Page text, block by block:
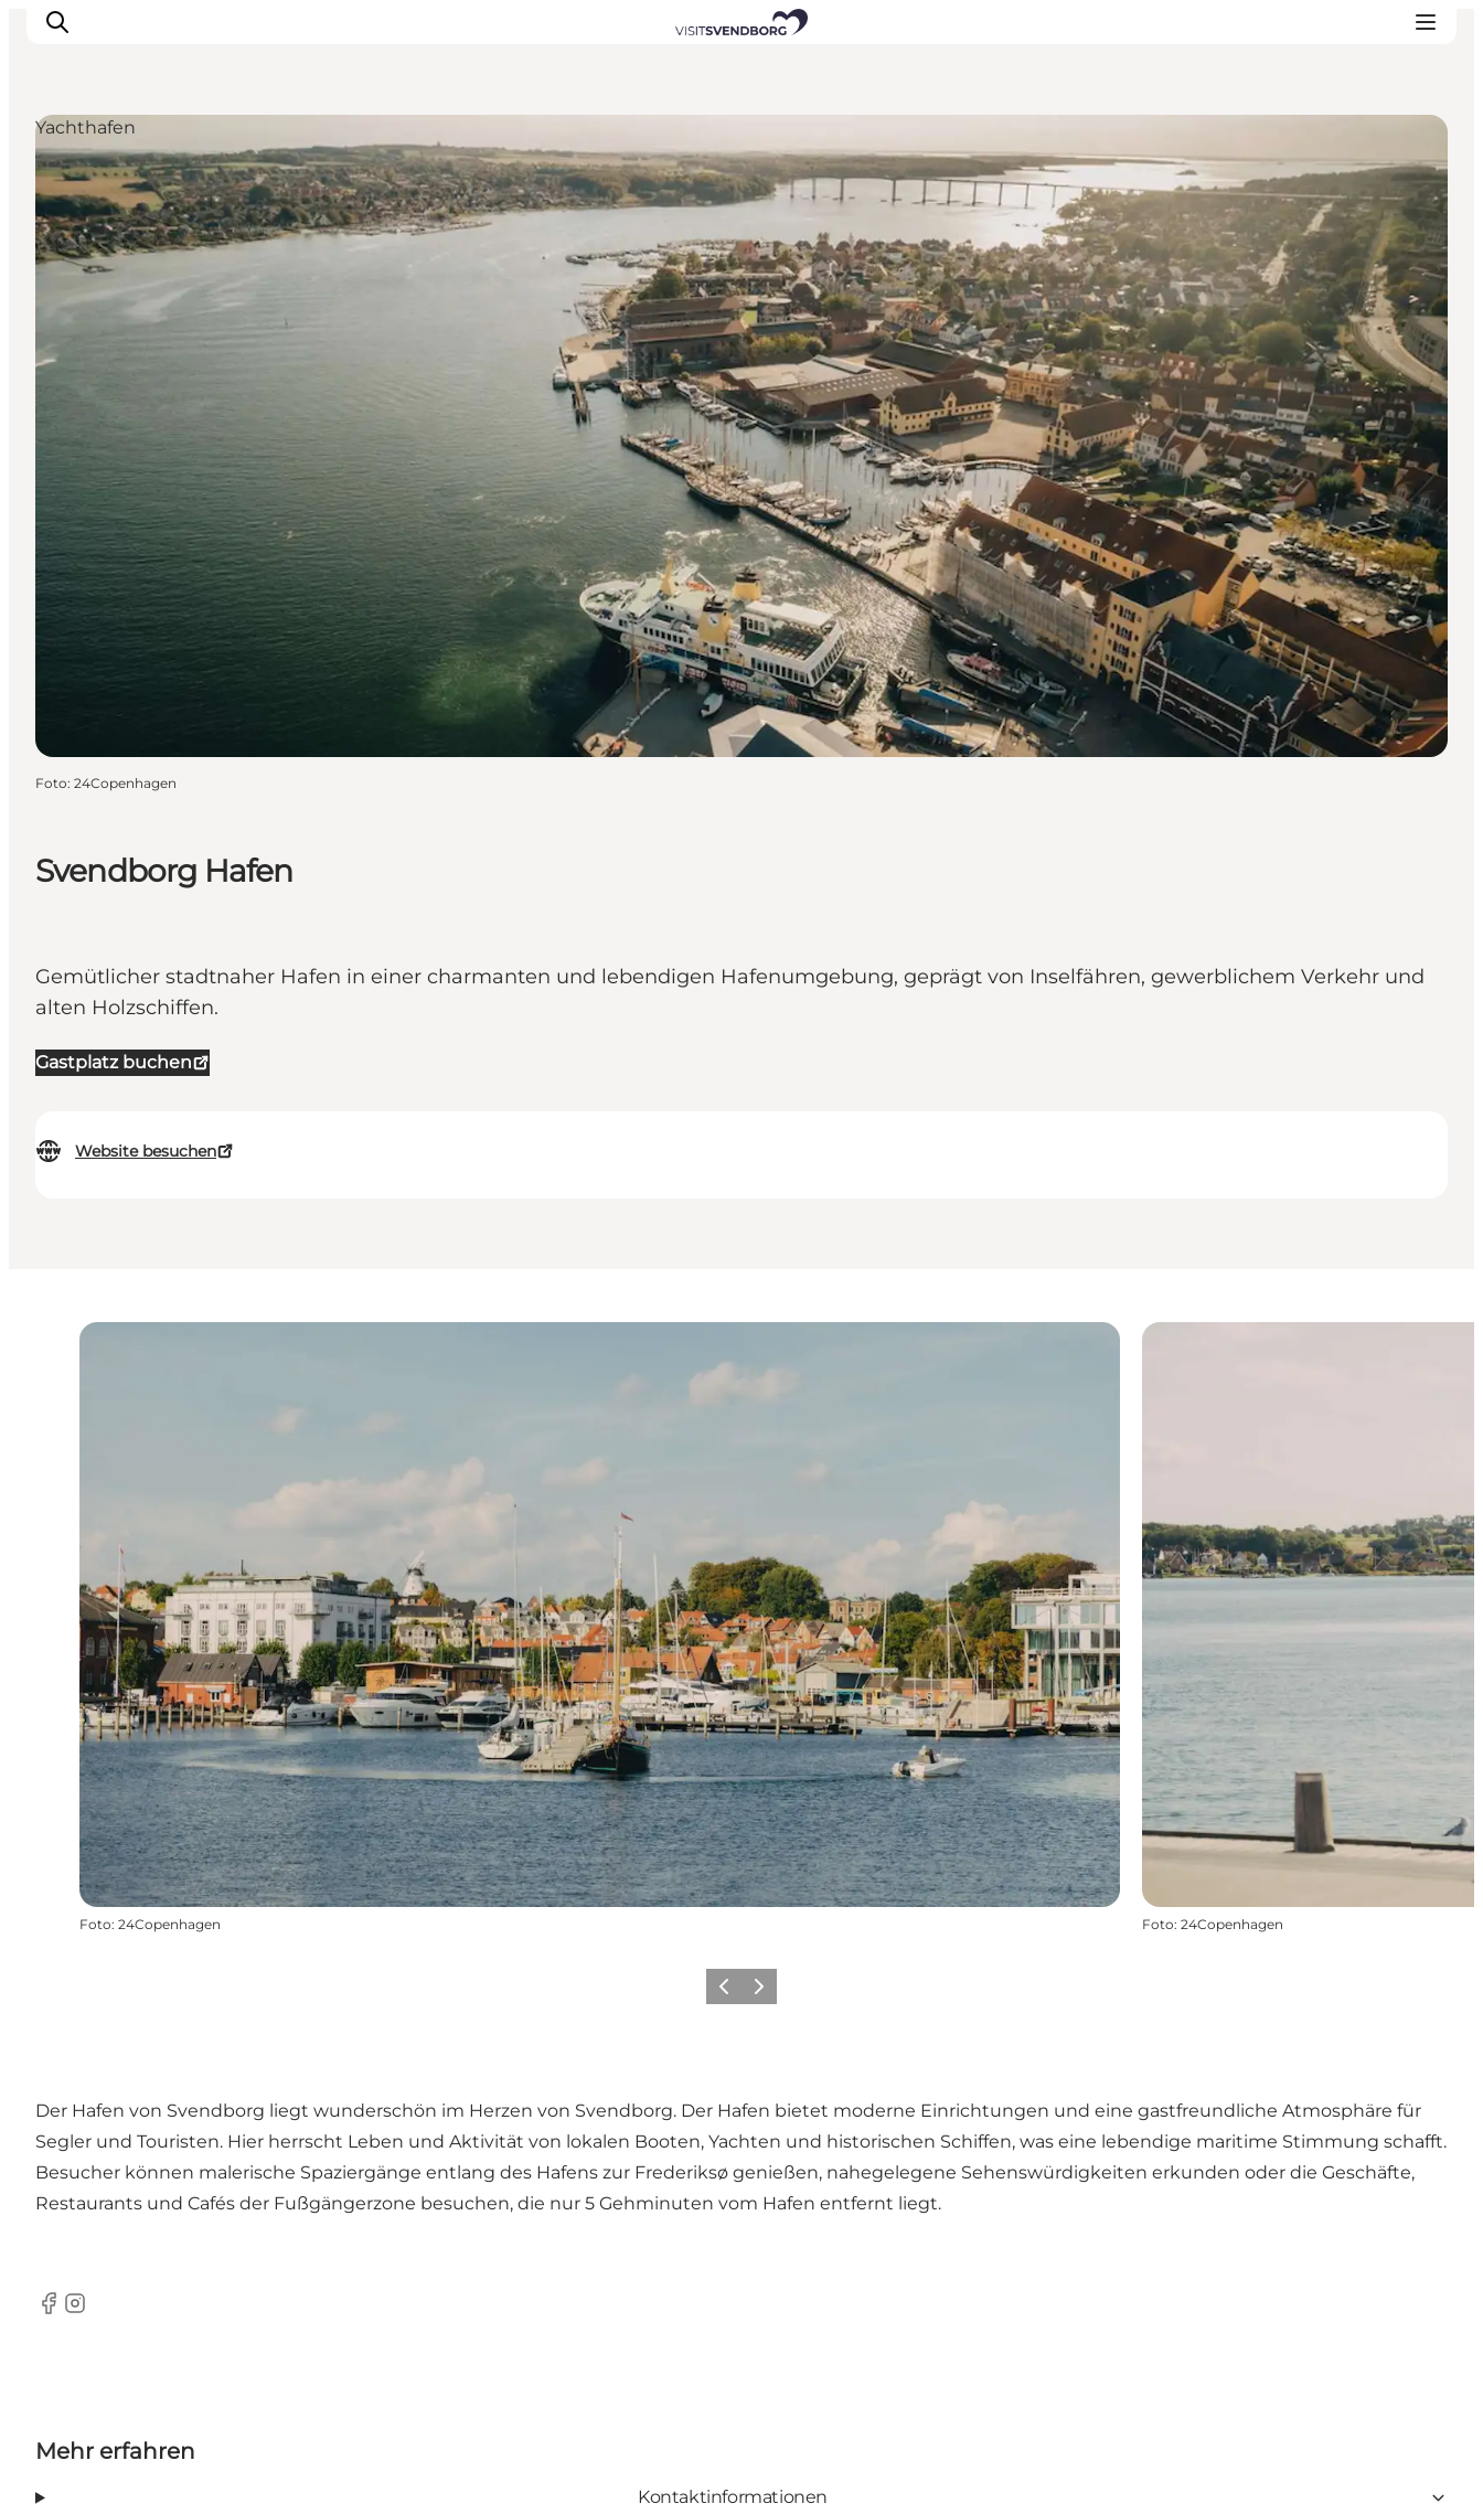
Veranstaltungen
Essen und Trinken
Shopping in Svendborg
Übernachtung
Den Urlaub planen
Svendborg Hafen
Gemütlicher stadtnaher Hafen in einer charmanten und lebendigen Hafenumgebung, geprägt von Inselfähren, gewerblichem Verkehr und
alten Holzschiffen.
Gastplatz buchen
Website besuchen
Yachthafen
Foto: 24Copenhagen
Foto: 24Copenhagen Foto: 24Copenhagen
Vorherige Folie
Nächste Folie
Der Hafen von Svendborg liegt wunderschön im Herzen von Svendborg. Der Hafen bietet moderne Einrichtungen und eine gastfreundliche Atmosphäre für
Segler und Touristen. Hier herrscht Leben und Aktivität von lokalen Booten, Yachten und historischen Schiffen, was eine lebendige maritime Stimmung schafft.
Besucher können malerische Spaziergänge entlang des Hafens zur Frederiksø genießen, nahegelegene Sehenswürdigkeiten erkunden oder die Geschäfte,
Restaurants und Cafés der Fußgängerzone besuchen, die nur 5 Gehminuten vom Hafen entfernt liegt.
Facebook
Instagram
Mehr erfahren
Kontaktinformationen